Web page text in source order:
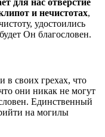
и нечистотах,
удостоились
Он благословен.
в своих грехах, что
они никак не могут
Единственный
на могилы